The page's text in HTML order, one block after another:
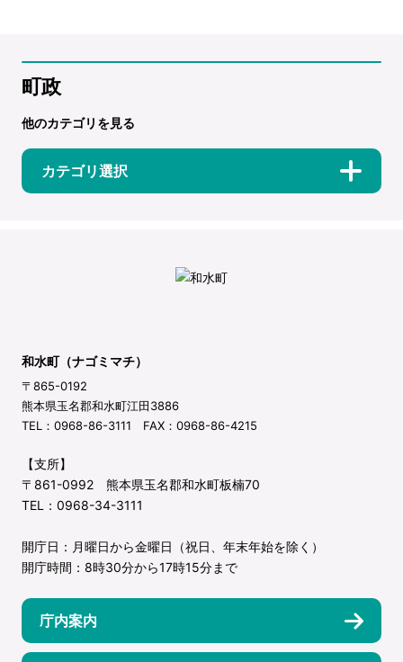
町政
他のカテゴリを見る
カテゴリ選択
和水町（ナゴミマチ）
〒865-0192
熊本県玉名郡和水町江田3886
TEL：0968-86-3111 FAX：0968-86-4215
【支所】
〒861-0992 熊本県玉名郡和水町板楠70
TEL：0968-34-3111
開庁日：月曜日から金曜日（祝日、年末年始を除く）
開庁時間：8時30分から17時15分まで
庁内案内